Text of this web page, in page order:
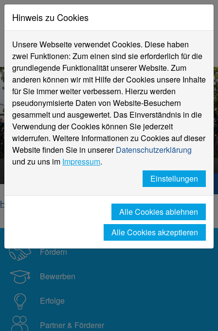
Das Deutschlandstipendium
der Hochschule Niederrhein
Hochschule Niederrhein. Dein Weg.
Home
Studienfinanzierung
Fördern
Bewerben
Erfolge
Partner & Förderer
Hinweis zu Cookies
Unsere Webseite verwendet Cookies. Diese haben
zwei Funktionen: Zum einen sind sie erforderlich für die
grundlegende Funktionalität unserer Website. Zum
anderen können wir mit Hilfe der Cookies unsere Inhalte
für Sie immer weiter verbessern. Hierzu werden
pseudonymisierte Daten von Website-Besuchern
gesammelt und ausgewertet. Das Einverständnis in die
Verwendung der Cookies können Sie jederzeit
widerrufen. Weitere Informationen zu Cookies auf dieser
Website finden Sie in unsererDatenschutzerklärung
und zu uns im Impressum.
Einstellungen
Alle Cookies ablehnen
Alle Cookies akzeptieren